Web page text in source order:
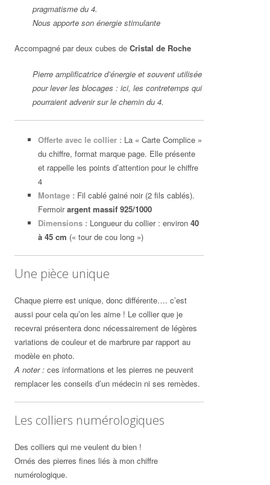
pragmatisme du 4.
Nous apporte son énergie stimulante
Accompagné par deux cubes deCristal de Roche
Pierre amplificatrice d’énergie et souvent utilisée
pour lever les blocages : ici, les contretemps qui
pourraient advenir sur le chemin du 4.
Offerte avec le collier : La « Carte Complice »
du chiffre, format marque page. Elle présente
et rappelle les points d’attention pour le chiffre
4
Montage : Fil cablé gainé noir (2 fils cablés).
Fermoirargent massif 925/1000
Dimensions : Longueur du collier : environ40
à 45 cm (« tour de cou long »)
Une pièce unique
Chaque pierre est unique, donc différente…. c’est
aussi pour cela qu’on les aime ! Le collier que je
recevrai présentera donc nécessairement de légères
variations de couleur et de marbrure par rapport au
modèle en photo.
A noter : ces informations et les pierres ne peuvent
remplacer les conseils d’un médecin ni ses remèdes.
Les colliers numérologiques
Des colliers qui me veulent du bien !
Ornés des pierres fines liés à mon chiffre
numérologique.